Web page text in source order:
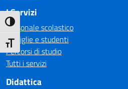
Attiva/disattiva alto contrasto
Attiva/disattiva dimensione testo
I Servizi
Personale scolastico
Famiglie e studenti
Percorsi di studio
Tutti i servizi
Didattica